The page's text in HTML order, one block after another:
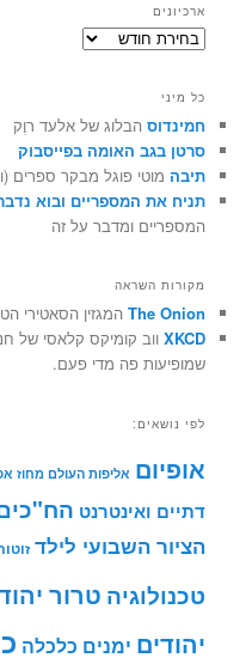
הבלוג של אלעד רוֶק
האומה בפייסבוק
פוגל מבקר ספרים (ועוד דברים)
המספריים ובוא נדבר על זהשלום
ומדבר על זה
השראה
המגזין הסאטירי הטוב בעולם
קומיקס קלאסי של חנונים, ומקור
פה מדי פעם.
אליפות העולם מחוז אפריקה בג"ץ
ואינטרנטהח"כים
השבועי לילד זוטות חגי
טרור יהודיטרור
ימניםכלכלה כללילא